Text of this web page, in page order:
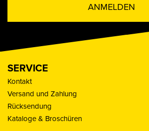
ANMELDEN
SERVICE
Kontakt
Versand und Zahlung
Rücksendung
Kataloge & Broschüren